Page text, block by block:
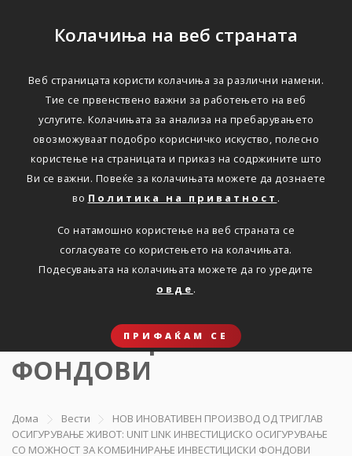
Колачиња на веб страната
Веб страницата користи колачиња за различни намени.
Тие се првенствено важни за работењето на веб
услугите. Колачињата за анализа на пребарувањето
овозможуваат подобро корисничко искуство, полесно
користење на страницата и приказ на содржините што
Ви се важни. Повеќе за колачињата можете да дознаете
во Политика на приватност .
Со натамошно користење на веб страната се
согласувате со користењето на колачињата.
Подесувањата на колачињата можете да го уредите
овде .
ПРИФАЌАМ СЕ
НОВ ИНОВАТИВЕН
ПРОИЗВОД ОД ТРИГЛАВ
ОСИГУРУВАЊЕ ЖИВОТ:
UNIT LINK
ИНВЕСТИЦИСКО
ОСИГУРУВАЊЕ СО
МОЖНОСТ ЗА
ИНВЕСТИЦИСКИ
ФОНДОВИ
Дома Вести
НОВ ИНОВАТИВЕН ПРОИЗВОД ОД ТРИГЛАВ
ОСИГУРУВАЊЕ ЖИВОТ: UNIT LINK ИНВЕСТИЦИСКО ОСИГУРУВАЊЕ
СО МОЖНОСТ ЗА КОМБИНИРАЊЕ ИНВЕСТИЦИСКИ ФОНДОВИ